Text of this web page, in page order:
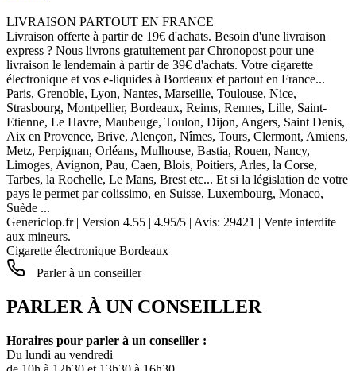
LIVRAISON PARTOUT EN FRANCE
Livraison offerte à partir de 19€ d'achats. Besoin d'une livraison
express ? Nous livrons gratuitement par Chronopost pour une
livraison le lendemain à partir de 39€ d'achats. Votre cigarette
électronique et vos e-liquides à Bordeaux et partout en France...
Paris, Grenoble, Lyon, Nantes, Marseille, Toulouse, Nice,
Strasbourg, Montpellier, Bordeaux, Reims, Rennes, Lille, Saint-
Etienne, Le Havre, Maubeuge, Toulon, Dijon, Angers, Saint Denis,
Aix en Provence, Brive, Alençon, Nîmes, Tours, Clermont, Amiens,
Metz, Perpignan, Orléans, Mulhouse, Bastia, Rouen, Nancy,
Limoges, Avignon, Pau, Caen, Blois, Poitiers, Arles, la Corse,
Tarbes, la Rochelle, Le Mans, Brest etc... Et si la législation de votre
pays le permet par colissimo, en Suisse, Luxembourg, Monaco,
Suède ...
Genericlop.fr| Version 4.55 | 4.95/5 | Avis: 29421 | Vente interdite
aux mineurs.
Cigarette électronique Bordeaux
Parler à un conseiller
PARLER À UN CONSEILLER
Horaires pour parler à un conseiller :
Du lundi au vendredi